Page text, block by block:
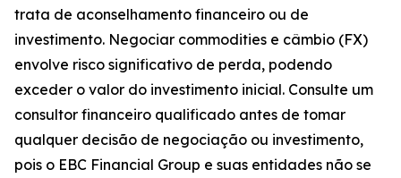
trata de aconselhamento financeiro ou de
investimento. Negociar commodities e câmbio (FX)
envolve risco significativo de perda, podendo
exceder o valor do investimento inicial. Consulte um
consultor financeiro qualificado antes de tomar
qualquer decisão de negociação ou investimento,
pois o EBC Financial Group e suas entidades não se